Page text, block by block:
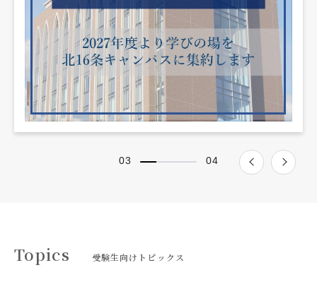
03 /
04
Topics 受験生向けトピックス